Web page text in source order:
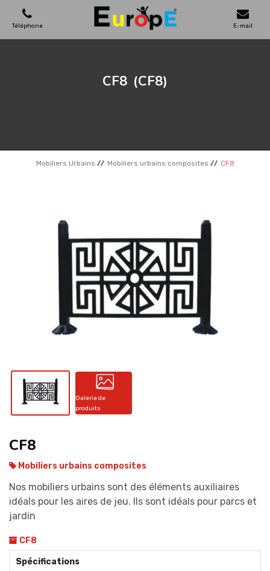
Téléphone E-mail
SKATEPARKS
REFERENCES
CF8 (CF8)
Mobiliers Urbains Mobiliers urbains composites CF8
Galerie de
produits
CF8
Mobiliers urbains composites
Nos mobiliers urbains sont des éléments auxiliaires
idéals pour les aires de jeu. Ils sont idéals pour parcs et
jardin
CF8
Spécifications